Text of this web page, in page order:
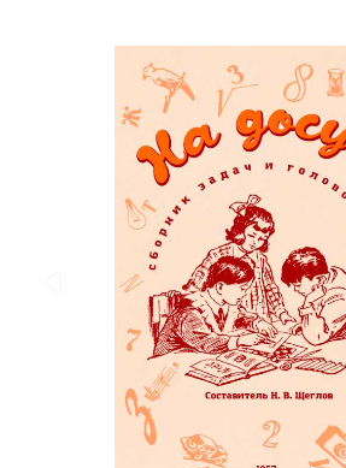
Психология
Конспирология
Политика
Разведка
шпионаж
Мемуары
биографии
Учебная
Фольклор